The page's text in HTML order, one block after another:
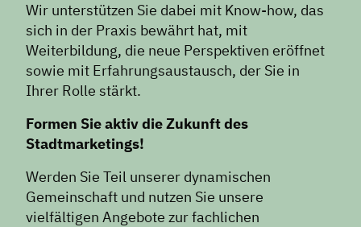
Wir unterstützen Sie dabei mit Know-how, das
sich in der Praxis bewährt hat, mit
Weiterbildung, die neue Perspektiven eröffnet
sowie mit Erfahrungsaustausch, der Sie in
Ihrer Rolle stärkt.
Formen Sie aktiv die Zukunft des
Stadtmarketings!
Werden Sie Teil unserer dynamischen
Gemeinschaft und nutzen Sie unsere
vielfältigen Angebote zur fachlichen